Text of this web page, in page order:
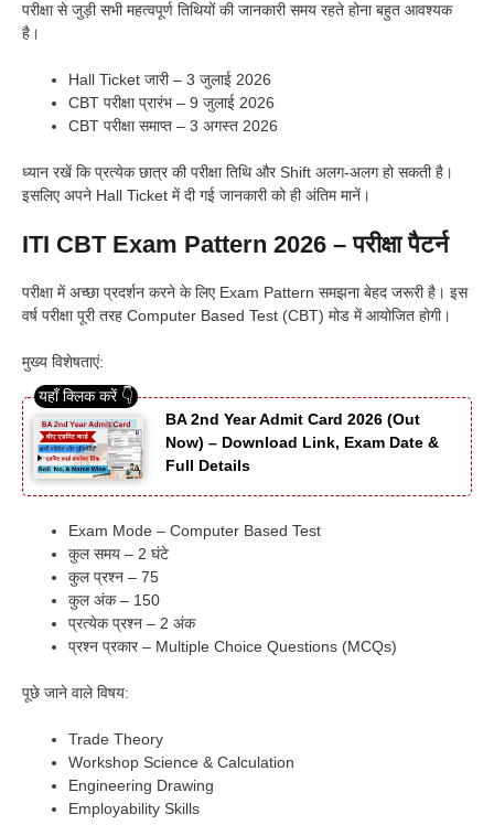
परीक्षा से जुड़ी सभी महत्वपूर्ण तिथियों की जानकारी समय रहते होना बहुत आवश्यक
है।
Hall Ticket जारी – 3 जुलाई 2026
CBT परीक्षा प्रारंभ – 9 जुलाई 2026
CBT परीक्षा समाप्त – 3 अगस्त 2026
ध्यान रखें कि प्रत्येक छात्र की परीक्षा तिथि और Shift अलग-अलग हो सकती है।
इसलिए अपने Hall Ticket में दी गई जानकारी को ही अंतिम मानें।
ITI CBT Exam Pattern 2026 – परीक्षा पैटर्न
परीक्षा में अच्छा प्रदर्शन करने के लिए Exam Pattern समझना बेहद जरूरी है। इस
वर्ष परीक्षा पूरी तरह Computer Based Test (CBT) मोड में आयोजित होगी।
मुख्य विशेषताएं:
BA 2nd Year Admit Card 2026 (Out
Now) – Download Link, Exam Date &
Full Details
Exam Mode – Computer Based Test
कुल समय – 2 घंटे
कुल प्रश्न – 75
कुल अंक – 150
प्रत्येक प्रश्न – 2 अंक
प्रश्न प्रकार – Multiple Choice Questions (MCQs)
पूछे जाने वाले विषय:
Trade Theory
Workshop Science & Calculation
Engineering Drawing
Employability Skills